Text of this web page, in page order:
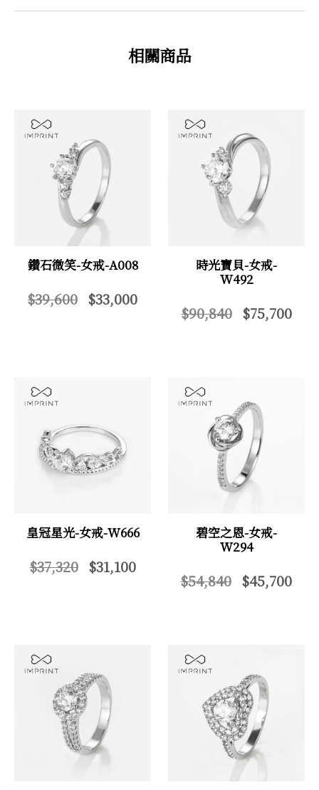
相關商品
鑽石微笑-女戒-A008
$39,600 $33,000
時光寶貝-女戒-
W492
$90,840$75,700
皇冠星光-女戒-W666
$37,320$31,100
碧空之恩-女戒-
W294
$54,840 $45,700